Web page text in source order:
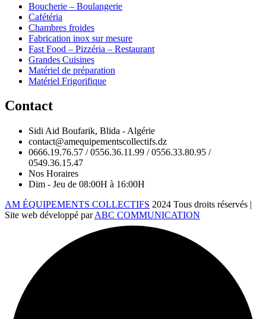
Boucherie – Boulangerie
Cafétéria
Chambres froides
Fabrication inox sur mesure
Fast Food – Pizzéria – Restaurant
Grandes Cuisines
Matériel de préparation
Matériel Frigorifique
Contact
Sidi Aid Boufarik, Blida - Algérie
contact@amequipementscollectifs.dz
0666.19.76.57 / 0556.36.11.99 / 0556.33.80.95 /
0549.36.15.47
Nos Horaires
Dim - Jeu de 08:00H à 16:00H
AM ÉQUIPEMENTS COLLECTIFS 2024 Tous droits réservés |
Site web développé parABC COMMUNICATION